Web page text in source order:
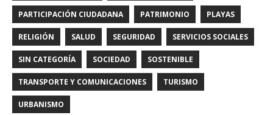
PARTICIPACIÓN CIUDADANA PATRIMONIO PLAYAS
RELIGIÓN SALUD SEGURIDAD SERVICIOS SOCIALES
SIN CATEGORÍA SOCIEDAD SOSTENIBLE
TRANSPORTE Y COMUNICACIONES TURISMO
URBANISMO